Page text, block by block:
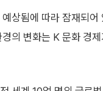
상됨에 따라 잠재되어
의 변화는 K 문화 경제